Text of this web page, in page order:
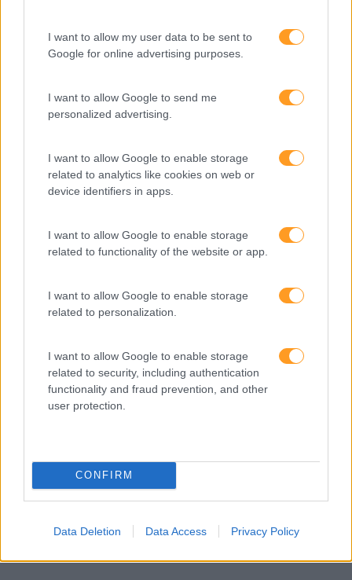
I want to allow my user data to be sent to
Google for online advertising purposes.
I want to allow Google to send me
personalized advertising.
I want to allow Google to enable storage
related to analytics like cookies on web or
device identifiers in apps.
I want to allow Google to enable storage
related to functionality of the website or app.
I want to allow Google to enable storage
related to personalization.
I want to allow Google to enable storage
related to security, including authentication
functionality and fraud prevention, and other
user protection.
CONFIRM
Data Deletion Data Access Privacy Policy
Desenvolvimento De Competências
Expo RH
Inglês
Interculturalidade
Liderança
Perspetivas
Pessoas
PORTO RH MEETING
Recursos Humanos
Sem Categoria
Team Building
Tecnologias De Informação